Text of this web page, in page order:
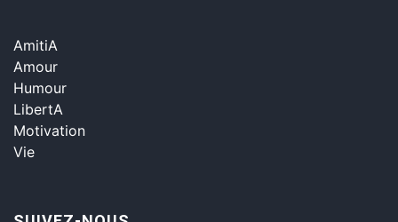
AmitiA
Amour
Humour
LibertA
Motivation
Vie